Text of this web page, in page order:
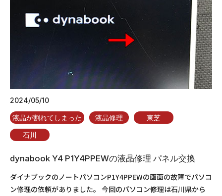
2024/05/10
液晶が割れてしまった 液晶修理 東芝
石川
dynabook Y4 P1Y4PPEWの液晶修理 パネル交換
ダイナブックのノートパソコンP1Y4PPEWの画面の故障でパソコ
ン修理の依頼がありました。 今回のパソコン修理は石川県から